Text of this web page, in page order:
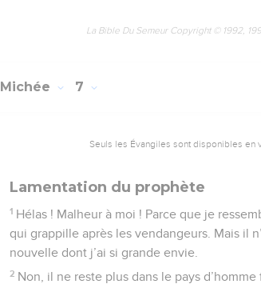
La Bible Du Semeur Copyright © 1992,
Michée 7
Seuls les Évangiles sont disponibles en
Lamentation du prophète
1 Hélas ! Malheur à moi ! Parce que je
qui grappille après les vendangeurs. Mais il
nouvelle dont j’ai si grande envie.
2 Non, il ne reste plus dans le pays